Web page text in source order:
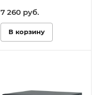
7 260 руб.
В корзину